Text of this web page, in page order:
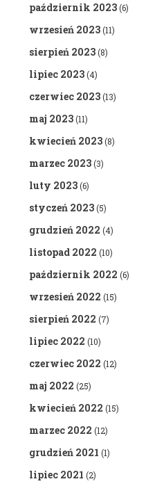
październik 2023(6)
wrzesień 2023(11)
sierpień 2023(8)
lipiec 2023(4)
czerwiec 2023(13)
maj 2023(11)
kwiecień 2023(8)
marzec 2023(3)
luty 2023(6)
styczeń 2023(5)
grudzień 2022 (4)
listopad 2022 (10)
październik 2022 (6)
wrzesień 2022 (15)
sierpień 2022 (7)
lipiec 2022 (10)
czerwiec 2022 (12)
maj 2022 (25)
kwiecień 2022 (15)
marzec 2022 (12)
grudzień 2021 (1)
lipiec 2021 (2)